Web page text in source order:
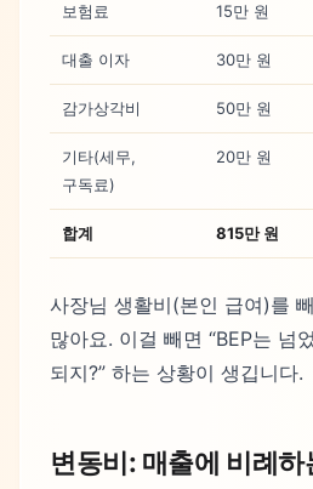
보험료 15만 원
대출 이자 30만 원
감가상각비 50만 원
기타(세무,
구독료)
20만 원
합계 815만 원
사장님 생활비(본인 급여)를
많아요. 이걸 빼면 “BEP는 넘
되지?” 하는 상황이 생깁니다.
변동비: 매출에 비례하